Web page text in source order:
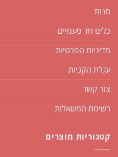
חנות
כלים חד פעמיים
מדיניות הפרטיות
עגלת הקניות
צור קשר
רשימת המשאלות
קטגוריות מוצרים